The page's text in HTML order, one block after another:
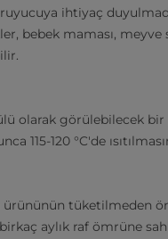
ihtiyaç
bebek maması, meyve
olarak görülebilecek bir
120 °C'de
tüketilmeden
aylık raf ömrüne